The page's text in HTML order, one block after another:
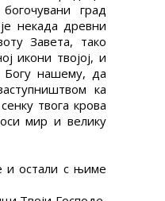
град
некада древни
Завета, тако
икони твојој, и
Богу нашему, да
ка
твога крова
мир и велику
и остали с њиме